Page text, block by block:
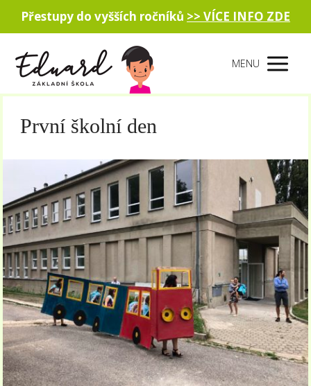
Přestupy do vyšších ročníků >> VÍCE INFO ZDE
MENU
První školní den